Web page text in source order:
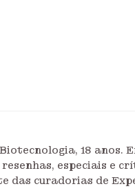
18 anos.
especiais e
das curadorias de